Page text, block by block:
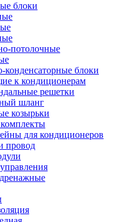
блоки
потолочные
конденсаторные блоки
к кондиционерам
решетки
шланг
козырьки
для кондиционеров
провод